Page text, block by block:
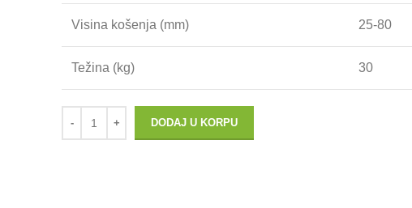
Visina košenja (mm) 25-80
Težina (kg) 30
DODAJ U KORPU